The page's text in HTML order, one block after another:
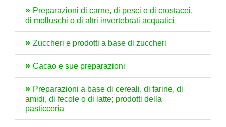
Preparazioni di carne, di pesci o di crostacei,
di molluschi o di altri invertebrati acquatici
Zuccheri e prodotti a base di zuccheri
Cacao e sue preparazioni
Preparazioni a base di cereali, di farine, di
amidi, di fecole o di latte; prodotti della
pasticceria